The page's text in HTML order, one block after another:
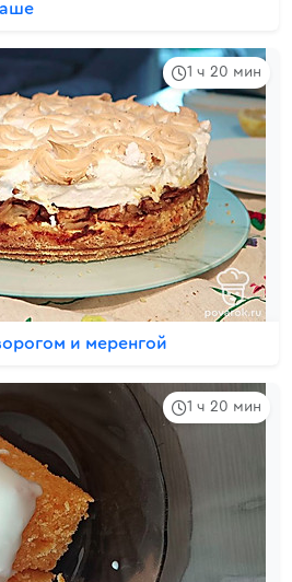
1 ч 20 мин
и меренгой
1 ч 20 мин